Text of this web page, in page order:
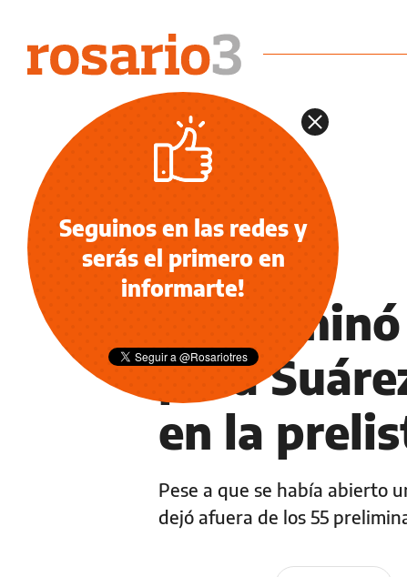
DEPORTES
Se
para
en la
Pese a que se había abierto
dejó afuera de los 55
Seguinos en las redes y
serás el primero en
informarte!